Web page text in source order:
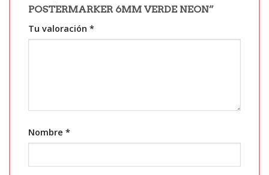
POSTERMARKER 6MM VERDE NEON”
Tu valoración *
Nombre *